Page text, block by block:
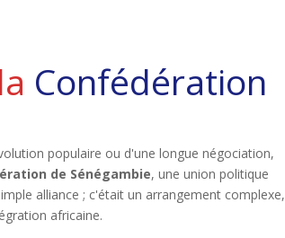
Confédération
populaire ou d'une longue négociation,
de Sénégambie, une union politique
alliance ; c'était un arrangement complexe,
africaine.